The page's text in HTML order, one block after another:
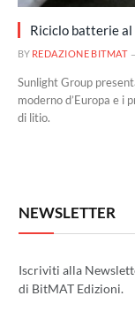
Riciclo batterie al
BY REDAZIONE BITMAT
Sunlight Group
moderno d’Europa e i
di litio.
NEWSLETTER
Iscriviti alla
di BitMAT Edizioni.